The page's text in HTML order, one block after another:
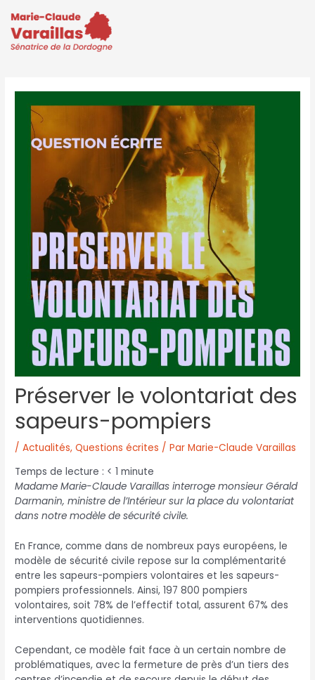
Préserver le volontariat des
sapeurs-pompiers
/Actualités,Questions écrites / ParMarie-Claude Varaillas
Temps de lecture : < 1 minute
Madame Marie-Claude Varaillas interroge monsieur Gérald
Darmanin, ministre de l’Intérieur sur la place du volontariat
dans notre modèle de sécurité civile.
En France, comme dans de nombreux pays européens, le
modèle de sécurité civile repose sur la complémentarité
entre les sapeurs-pompiers volontaires et les sapeurs-
pompiers professionnels. Ainsi, 197 800 pompiers
volontaires, soit 78% de l’effectif total, assurent 67% des
interventions quotidiennes.
Cependant, ce modèle fait face à un certain nombre de
problématiques, avec la fermeture de près d’un tiers des